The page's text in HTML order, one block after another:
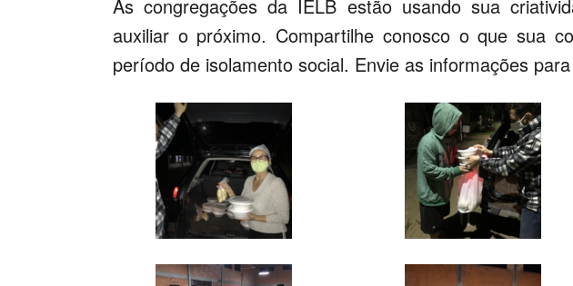
As congregações da IELB estão usando sua
auxiliar o próximo. Compartilhe conosco o que sua
período de isolamento social. Envie as informações